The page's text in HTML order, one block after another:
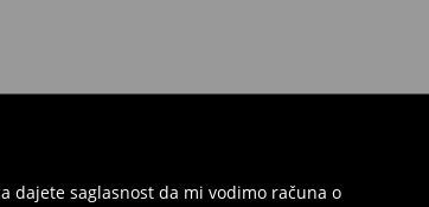
dajete saglasnost da mi vodimo računa o